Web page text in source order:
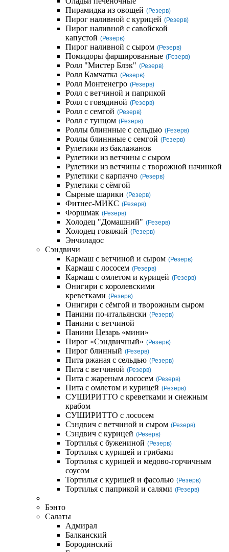
Пирамидка из овощей (Резерв)
Пирог наливной с курицей (Резерв)
Пирог наливной с савойской
капустой (Резерв)
Пирог наливной с сыром (Резерв)
Помидоры фаршированные (Резерв)
Ролл "Мистер Блэк" (Резерв)
Ролл Камчатка (Резерв)
Ролл Монтенегро (Резерв)
Ролл с ветчиной и паприкой
Ролл с говядиной (Резерв)
Ролл с семгой (Резерв)
Ролл с тунцом (Резерв)
Роллы блиннные с сельдью (Резерв)
Роллы блиннные с семгой (Резерв)
Рулетики из баклажанов
Рулетики из ветчины с сыром
Рулетики из ветчины с творожной начинкой
Рулетики с карпаччо (Резерв)
Рулетики с сёмгой
Сырные шарики (Резерв)
Фитнес-МИКС (Резерв)
Форшмак (Резерв)
Холодец "Домашний" (Резерв)
Холодец говяжий (Резерв)
Энчиладос
Сэндвичи
Кармаш с ветчиной и сыром (Резерв)
Кармаш с лососем (Резерв)
Кармаш с омлетом и курицей (Резерв)
Онигири с королевскими
креветками (Резерв)
Онигири с сёмгой и творожным сыром
Панини по-итальянски (Резерв)
Панини с ветчиной
Панини Цезарь «мини»
Пирог «Сэндвичный» (Резерв)
Пирог блинный (Резерв)
Пита ржаная с сельдью (Резерв)
Пита с ветчиной (Резерв)
Пита с жареным лососем (Резерв)
Пита с омлетом и курицей (Резерв)
СУШИРИТТО с креветками и снежным
крабом
СУШИРИТТО с лососем
Сэндвич с ветчиной и сыром (Резерв)
Сэндвич с курицей (Резерв)
Тортилья с бужениной (Резерв)
Тортилья с курицей и грибами
Тортилья с курицей и медово-горчичным
соусом
Тортилья с курицей и фасолью (Резерв)
Тортилья с паприкой и салями (Резерв)
Бэнто
Салаты
Адмирал
Балканский
Бородинский